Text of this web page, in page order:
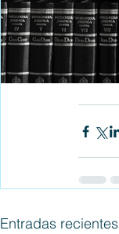
Entradas recientes